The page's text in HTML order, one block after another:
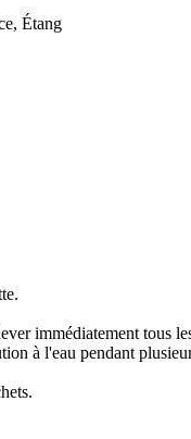
Étang
tous
l'eau pendant